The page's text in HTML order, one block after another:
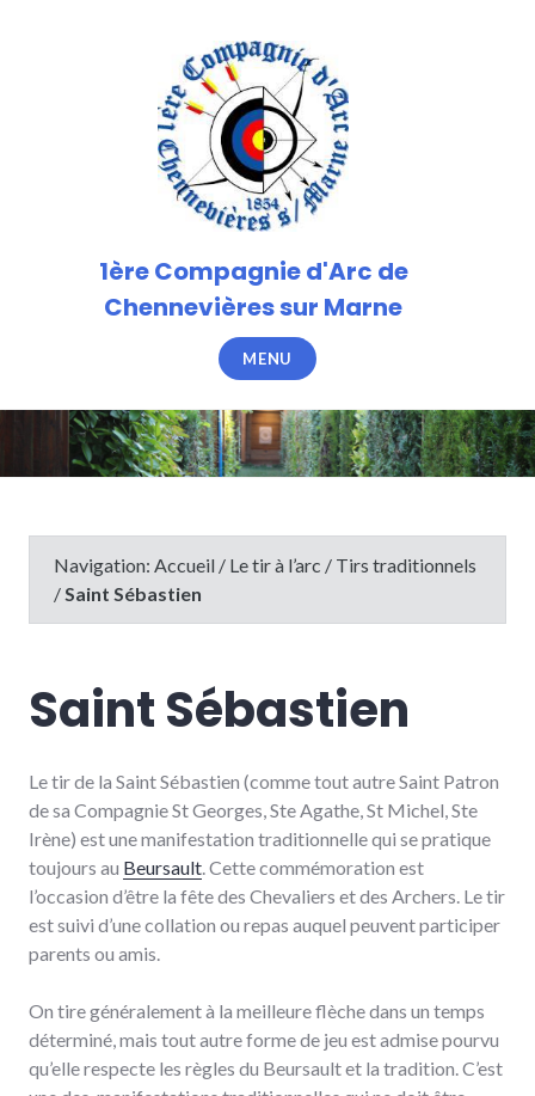
1ère Compagnie d'Arc de
Chennevières sur Marne
MENU
Navigation: Accueil / Le tir à l’arc / Tirs traditionnels
/Saint Sébastien
Saint Sébastien
Le tir de la Saint Sébastien (comme tout autre Saint Patron
de sa Compagnie St Georges, Ste Agathe, St Michel, Ste
Irène) est une manifestation traditionnelle qui se pratique
toujours au Beursault. Cette commémoration est
l’occasion d’être la fête des Chevaliers et des Archers. Le tir
est suivi d’une collation ou repas auquel peuvent participer
parents ou amis.
On tire généralement à la meilleure flèche dans un temps
déterminé, mais tout autre forme de jeu est admise pourvu
qu’elle respecte les règles du Beursault et la tradition. C’est